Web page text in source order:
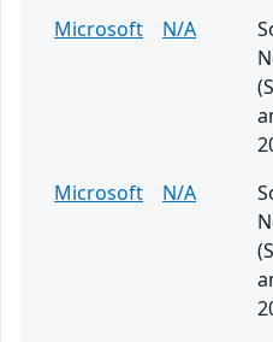
Microsoft
N/A
Microsoft
N/A